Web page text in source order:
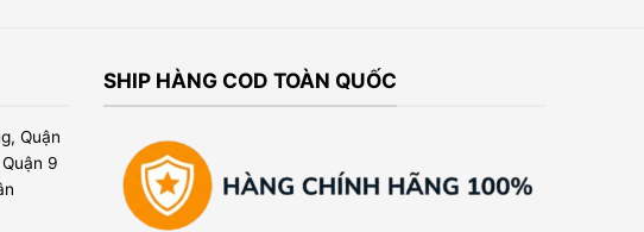
Quận
9
SHIP HÀNG COD TOÀN QUỐC